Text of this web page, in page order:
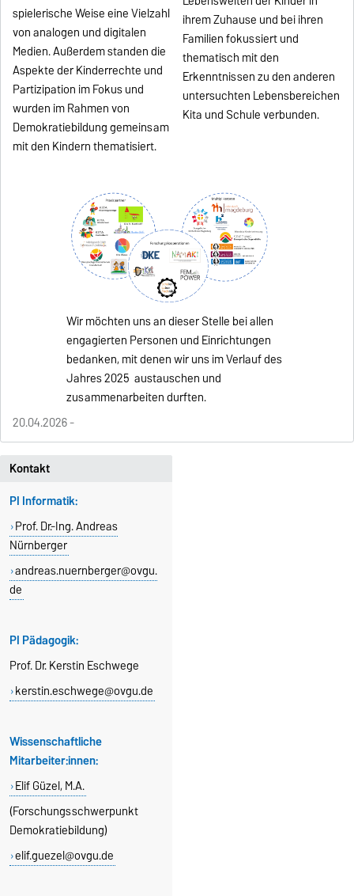
spielerische Weise eine Vielzahl
von analogen und digitalen
Medien. Außerdem standen die
Aspekte der Kinderrechte und
Partizipation im Fokus und
wurden im Rahmen von
Demokratiebildung gemeinsam
mit den Kindern thematisiert.
ihrem Zuhause und bei ihren
Familien fokussiert und
thematisch mit den
Erkenntnissen zu den anderen
untersuchten Lebensbereichen
Kita und Schule verbunden.
Wir möchten uns an dieser Stelle bei allen
engagierten Personen und Einrichtungen
bedanken, mit denen wir uns im Verlauf des
Jahres 2025 austauschen und
zusammenarbeiten durften.
20.04.2026 -
Kontakt
PI Informatik:
Prof. Dr.-Ing. Andreas
Nürnberger
andreas.nuernberger@ovgu.
de
PI Pädagogik:
Prof. Dr. Kerstin Eschwege
kerstin.eschwege@ovgu.de
Wissenschaftliche
Mitarbeiter:innen:
Elif Güzel, M.A.
(Forschungsschwerpunkt
Demokratiebildung)
elif.guezel@ovgu.de